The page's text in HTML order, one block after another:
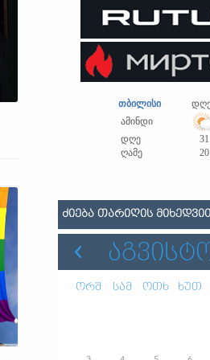
თბილისი
ამინდი
დღე
31
ღამე
20
ᲫᲘᲔᲑᲐ ᲗᲐᲠᲘᲦᲘᲡ
ორშ სამ ოთხ ხუთ